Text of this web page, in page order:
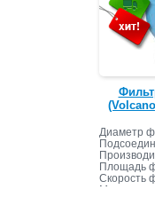
Диаметр
Площадь
Скорость
Масса